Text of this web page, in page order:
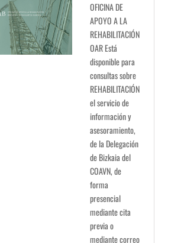
OFICINA DE
APOYO A LA
REHABILITACIÓN
OAR Está
disponible para
consultas sobre
REHABILITACIÓN
el servicio de
información y
asesoramiento,
de la Delegación
de Bizkaia del
COAVN, de
forma
presencial
mediante cita
previa o
mediante correo